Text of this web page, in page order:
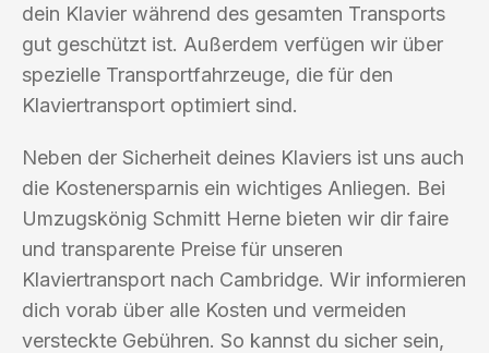
dein Klavier während des gesamten Transports
gut geschützt ist. Außerdem verfügen wir über
spezielle Transportfahrzeuge, die für den
Klaviertransport optimiert sind.
Neben der Sicherheit deines Klaviers ist uns auch
die Kostenersparnis ein wichtiges Anliegen. Bei
Umzugskönig Schmitt Herne bieten wir dir faire
und transparente Preise für unseren
Klaviertransport nach Cambridge. Wir informieren
dich vorab über alle Kosten und vermeiden
versteckte Gebühren. So kannst du sicher sein,